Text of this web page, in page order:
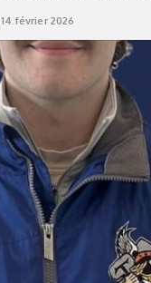
14.février 2026